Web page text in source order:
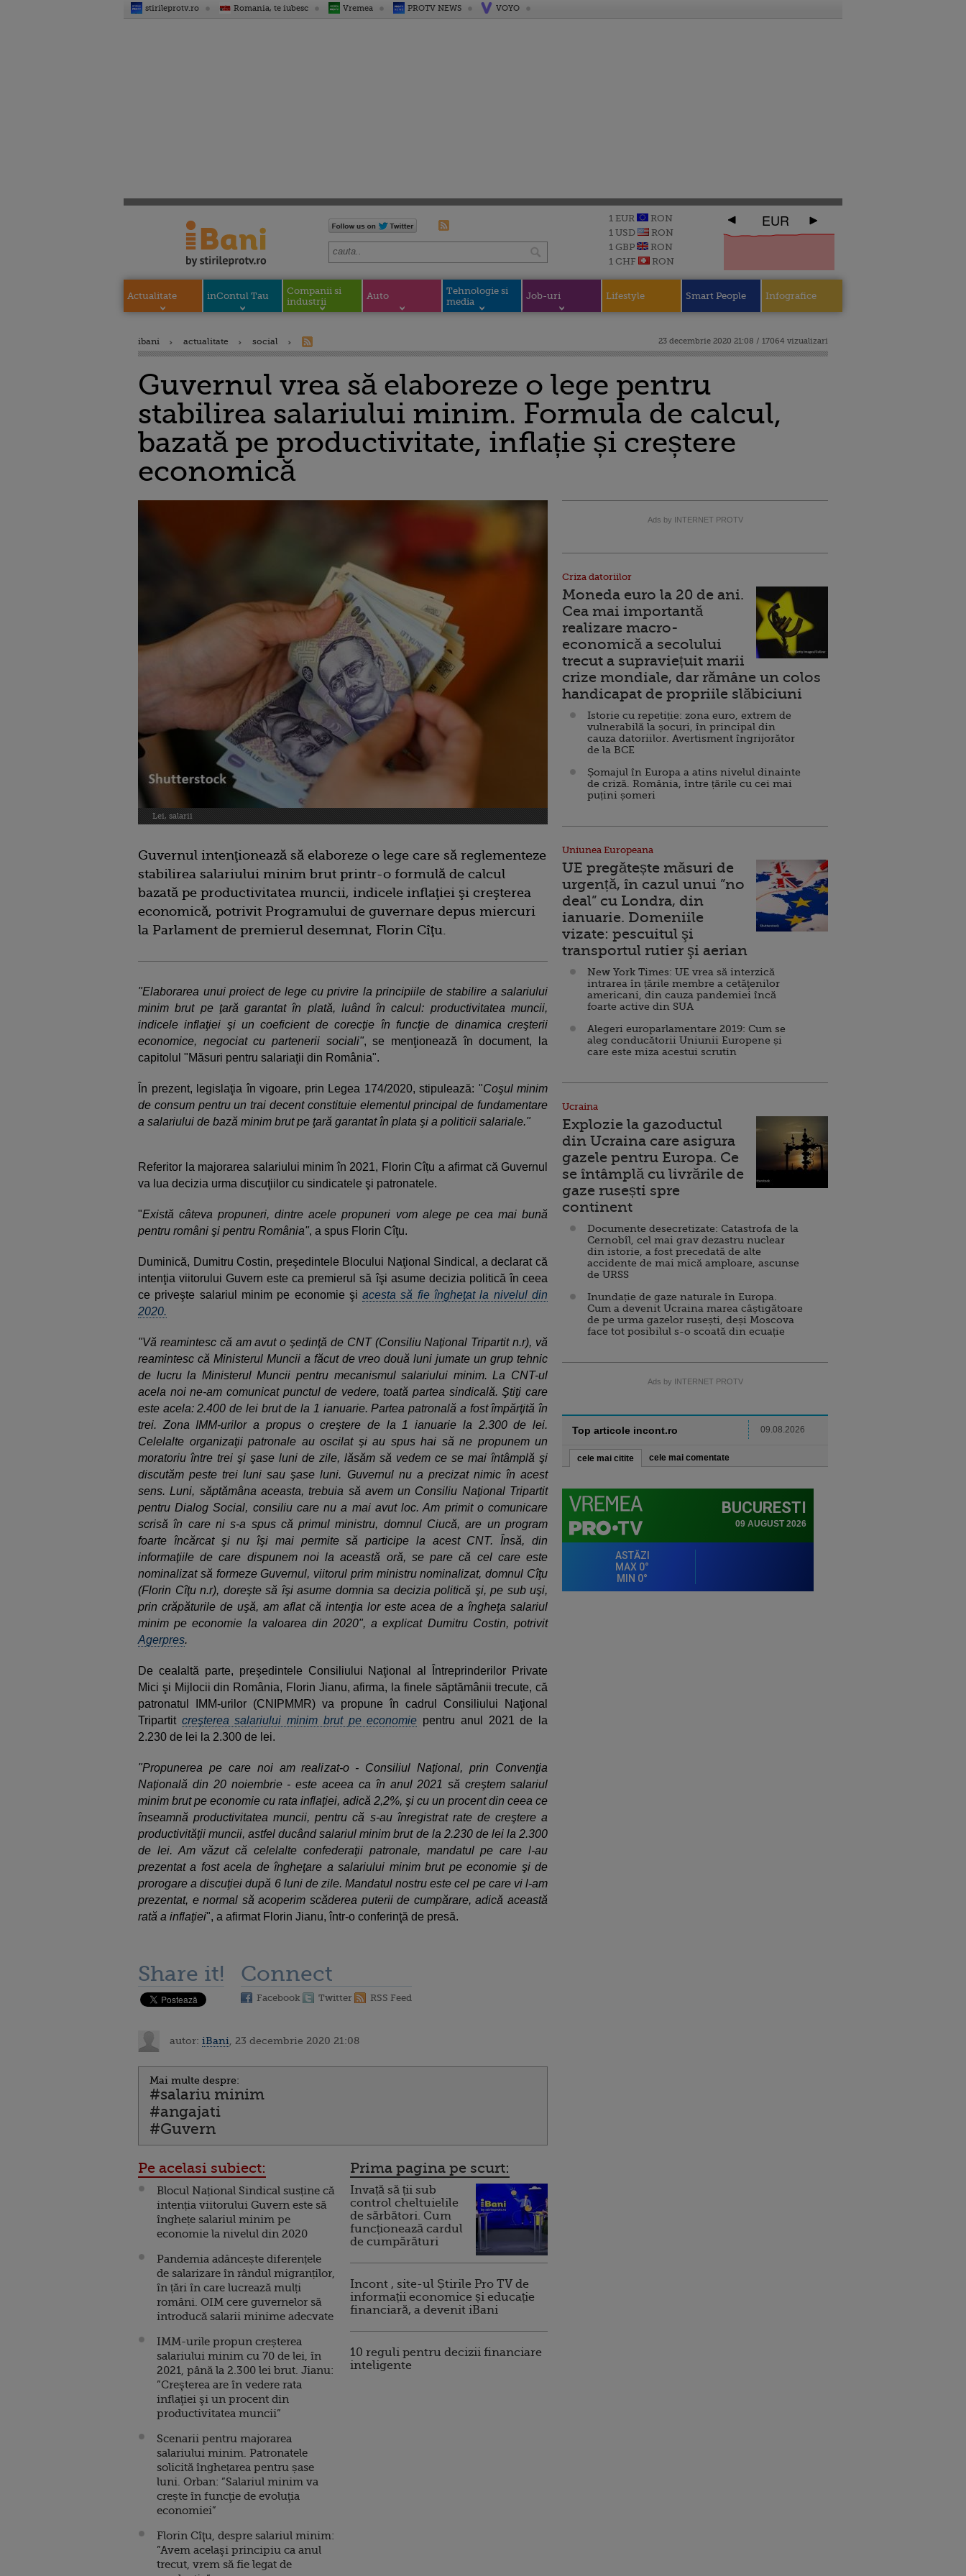
stirileprotv.ro Romania, te iubesc Vremea PROTV NEWS VOYO
1 EUR
RON
1 USD
RON
1 GBP
RON
1 CHF
RON
EUR
Actualitate inContul Tau
Companii si
industrii
Auto
Tehnologie si
media
Job-uri Lifestyle Smart People Infografice
ibani actualitate social 23 decembrie 2020 21:08 / 17064 vizualizari
Guvernul vrea să elaboreze o lege pentru
stabilirea salariului minim. Formula de calcul,
bazată pe productivitate, inflație și creștere
economică
Lei, salarii
Guvernul intenţionează să elaboreze o lege care să reglementeze
stabilirea salariului minim brut printr-o formulă de calcul
bazată pe productivitatea muncii, indicele inflaţiei şi creşterea
economică, potrivit Programului de guvernare depus miercuri
la Parlament de premierul desemnat, Florin Cîţu.
"Elaborarea unui proiect de lege cu privire la principiile de stabilire a salariului
minim brut pe ţară garantat în plată, luând în calcul: productivitatea muncii,
indicele inflaţiei şi un coeficient de corecţie în funcţie de dinamica creşterii
economice, negociat cu partenerii sociali", se menţionează în document, la
capitolul "Măsuri pentru salariaţii din România".
În prezent, legislaţia în vigoare, prin Legea 174/2020, stipulează: "Coşul minim
de consum pentru un trai decent constituie elementul principal de fundamentare
a salariului de bază minim brut pe ţară garantat în plata şi a politicii salariale."
Referitor la majorarea salariului minim în 2021, Florin Cîțu a afirmat că Guvernul
va lua decizia urma discuţiilor cu sindicatele şi patronatele.
"Există câteva propuneri, dintre acele propuneri vom alege pe cea mai bună
pentru români şi pentru România", a spus Florin Cîţu.
Duminică, Dumitru Costin, preşedintele Blocului Naţional Sindical, a declarat că
intenţia viitorului Guvern este ca premierul să îşi asume decizia politică în ceea
ce priveşte salariul minim pe economie şiacesta să fie îngheţat la nivelul din
2020.
"Vă reamintesc că am avut o şedinţă de CNT (Consiliu Naţional Tripartit n.r), vă
reamintesc că Ministerul Muncii a făcut de vreo două luni jumate un grup tehnic
de lucru la Ministerul Muncii pentru mecanismul salariului minim. La CNT-ul
acela noi ne-am comunicat punctul de vedere, toată partea sindicală. Ştiţi care
este acela: 2.400 de lei brut de la 1 ianuarie. Partea patronală a fost împărţită în
trei. Zona IMM-urilor a propus o creştere de la 1 ianuarie la 2.300 de lei.
Celelalte organizaţii patronale au oscilat şi au spus hai să ne propunem un
moratoriu între trei şi şase luni de zile, lăsăm să vedem ce se mai întâmplă şi
discutăm peste trei luni sau şase luni. Guvernul nu a precizat nimic în acest
sens. Luni, săptămâna aceasta, trebuia să avem un Consiliu Naţional Tripartit
pentru Dialog Social, consiliu care nu a mai avut loc. Am primit o comunicare
scrisă în care ni s-a spus că primul ministru, domnul Ciucă, are un program
foarte încărcat şi nu îşi mai permite să participe la acest CNT. Însă, din
informaţiile de care dispunem noi la această oră, se pare că cel care este
nominalizat să formeze Guvernul, viitorul prim ministru nominalizat, domnul Cîţu
(Florin Cîţu n.r), doreşte să îşi asume domnia sa decizia politică şi, pe sub uşi,
prin crăpăturile de uşă, am aflat că intenţia lor este acea de a îngheţa salariul
minim pe economie la valoarea din 2020", a explicat Dumitru Costin, potrivit
Agerpres.
De cealaltă parte, preşedintele Consiliului Naţional al Întreprinderilor Private
Mici şi Mijlocii din România, Florin Jianu, afirma, la finele săptămânii trecute, că
patronatul IMM-urilor (CNIPMMR) va propune în cadrul Consiliului Naţional
Tripartit creşterea salariului minim brut pe economie pentru anul 2021 de la
2.230 de lei la 2.300 de lei.
"Propunerea pe care noi am realizat-o - Consiliul Naţional, prin Convenţia
Naţională din 20 noiembrie - este aceea ca în anul 2021 să creştem salariul
minim brut pe economie cu rata inflaţiei, adică 2,2%, şi cu un procent din ceea ce
înseamnă productivitatea muncii, pentru că s-au înregistrat rate de creştere a
productivităţii muncii, astfel ducând salariul minim brut de la 2.230 de lei la 2.300
de lei. Am văzut că celelalte confederaţii patronale, mandatul pe care l-au
prezentat a fost acela de îngheţare a salariului minim brut pe economie şi de
prorogare a discuţiei după 6 luni de zile. Mandatul nostru este cel pe care vi l-am
prezentat, e normal să acoperim scăderea puterii de cumpărare, adică această
rată a inflaţiei", a afirmat Florin Jianu, într-o conferinţă de presă.
Share it! Connect
Facebook Twitter RSS Feed
autor: iBani , 23 decembrie 2020 21:08
Mai multe despre:
#salariu minim
#angajati
#Guvern
Pe acelasi subiect:
Blocul Național Sindical susține că
intenția viitorului Guvern este să
înghețe salariul minim pe
economie la nivelul din 2020
Pandemia adâncește diferențele
de salarizare în rândul migranților,
în țări în care lucrează mulți
români. OIM cere guvernelor să
introducă salarii minime adecvate
IMM-urile propun creșterea
salariului minim cu 70 de lei, în
2021, până la 2.300 lei brut. Jianu:
”Creşterea are în vedere rata
inflaţiei şi un procent din
productivitatea muncii”
Scenarii pentru majorarea
salariului minim. Patronatele
solicită înghețarea pentru șase
luni. Orban: ”Salariul minim va
crește în funcţie de evoluţia
economiei”
Florin Cîţu, despre salariul minim:
”Avem acelaşi principiu ca anul
trecut, vrem să fie legat de
Prima pagina pe scurt:
Invață să ții sub
control cheltuielile
de sărbători. Cum
funcționează cardul
de cumpărături
Incont , site-ul Știrile Pro TV de
informații economice și educație
financiară, a devenit iBani
10 reguli pentru decizii financiare
inteligente
Ads by INTERNET PROTV
Criza datoriilor
Moneda euro la 20 de ani.
Cea mai importantă
realizare macro-
economică a secolului
trecut a supraviețuit marii
crize mondiale, dar rămâne un colos
handicapat de propriile slăbiciuni
Istorie cu repetiție: zona euro, extrem de
vulnerabilă la șocuri, în principal din
cauza datoriilor. Avertisment îngrijorător
de la BCE
Șomajul în Europa a atins nivelul dinainte
de criză. România, între țările cu cei mai
puțini șomeri
Uniunea Europeana
UE pregătește măsuri de
urgență, în cazul unui ”no
deal” cu Londra, din
ianuarie. Domeniile
vizate: pescuitul şi
transportul rutier şi aerian
New York Times: UE vrea să interzică
intrarea în țările membre a cetăţenilor
americani, din cauza pandemiei încă
foarte active din SUA
Alegeri europarlamentare 2019: Cum se
aleg conducătorii Uniunii Europene și
care este miza acestui scrutin
Ucraina
Explozie la gazoductul
din Ucraina care asigura
gazele pentru Europa. Ce
se întâmplă cu livrările de
gaze rusești spre
continent
Documente desecretizate: Catastrofa de la
Cernobîl, cel mai grav dezastru nuclear
din istorie, a fost precedată de alte
accidente de mai mică amploare, ascunse
de URSS
Inundație de gaze naturale în Europa.
Cum a devenit Ucraina marea câștigătoare
de pe urma gazelor rusești, deși Moscova
face tot posibilul s-o scoată din ecuație
Ads by INTERNET PROTV
Top articole incont.ro 09.08.2026
cele mai citite cele mai comentate